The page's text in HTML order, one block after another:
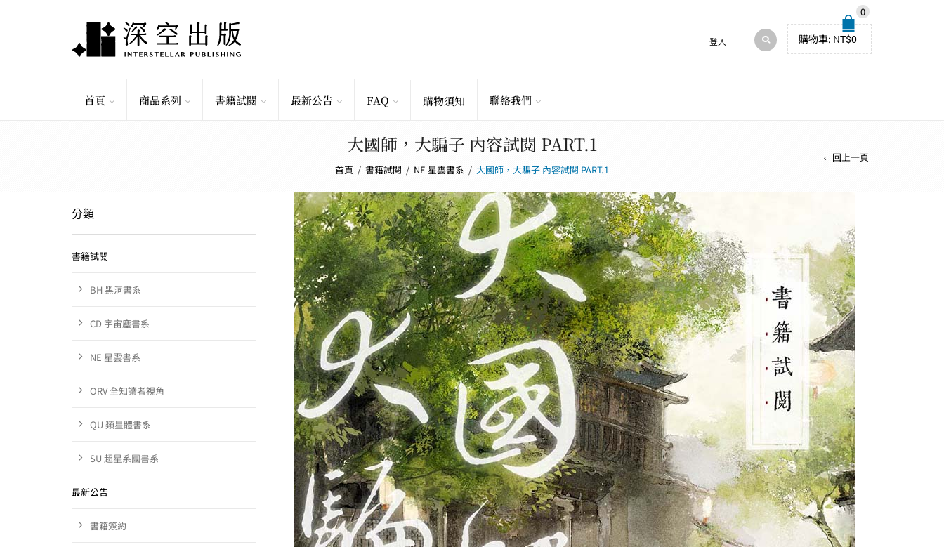
0
購物車: NT$0
登入
首頁 商品系列 書籍試閱 最新公告 FAQ 購物須知 聯絡我們
大國師，大騙子 內容試閱 PART.1
首頁 / 書籍試閱 / NE 星雲書系 / 大國師，大騙子 內容試閱 PART.1
回上一頁
分類
書籍試閱
BH 黑洞書系
CD 宇宙塵書系
NE 星雲書系
ORV 全知讀者視角
QU 類星體書系
SU 超星系團書系
最新公告
書籍簽約